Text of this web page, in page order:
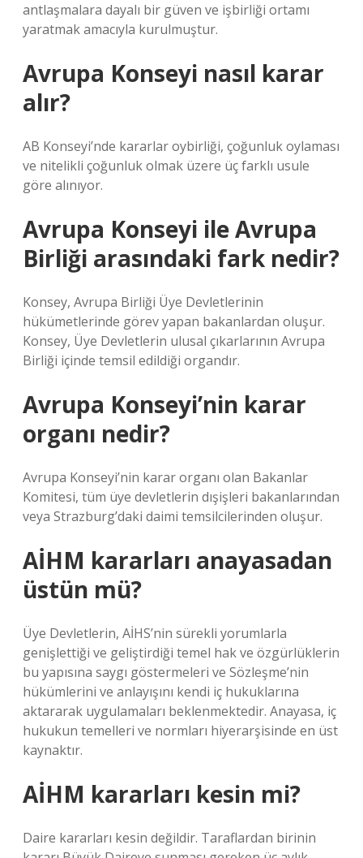
antlaşmalara dayalı bir güven ve işbirliği ortamı
yaratmak amacıyla kurulmuştur.
Avrupa Konseyi nasıl karar
alır?
AB Konseyi’nde kararlar oybirliği, çoğunluk oylaması
ve nitelikli çoğunluk olmak üzere üç farklı usule
göre alınıyor.
Avrupa Konseyi ile Avrupa
Birliği arasındaki fark nedir?
Konsey, Avrupa Birliği Üye Devletlerinin
hükümetlerinde görev yapan bakanlardan oluşur.
Konsey, Üye Devletlerin ulusal çıkarlarının Avrupa
Birliği içinde temsil edildiği organdır.
Avrupa Konseyi’nin karar
organı nedir?
Avrupa Konseyi’nin karar organı olan Bakanlar
Komitesi, tüm üye devletlerin dışişleri bakanlarından
veya Strazburg’daki daimi temsilcilerinden oluşur.
AİHM kararları anayasadan
üstün mü?
Üye Devletlerin, AİHS’nin sürekli yorumlarla
genişlettiği ve geliştirdiği temel hak ve özgürlüklerin
bu yapısına saygı göstermeleri ve Sözleşme’nin
hükümlerini ve anlayışını kendi iç hukuklarına
aktararak uygulamaları beklenmektedir. Anayasa, iç
hukukun temelleri ve normları hiyerarşisinde en üst
kaynaktır.
AİHM kararları kesin mi?
Daire kararları kesin değildir. Taraflardan birinin